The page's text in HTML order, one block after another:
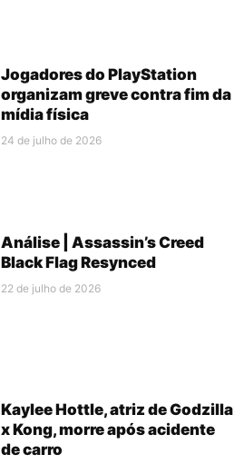
Jogadores do PlayStation
organizam greve contra fim da
mídia física
24 de julho de 2026
Análise | Assassin’s Creed
Black Flag Resynced
22 de julho de 2026
Kaylee Hottle, atriz de Godzilla
x Kong, morre após acidente
de carro